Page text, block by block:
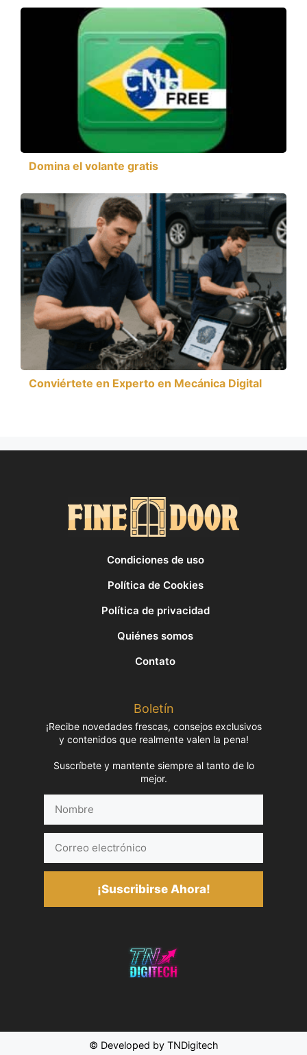
Domina el volante gratis
Conviértete en Experto en Mecánica Digital
Condiciones de uso
Política de Cookies
Política de privacidad
Quiénes somos
Contato
Boletín
¡Recibe novedades frescas, consejos exclusivos
y contenidos que realmente valen la pena!
Suscríbete y mantente siempre al tanto de lo
mejor.
electrónico
¡Suscribirse Ahora!